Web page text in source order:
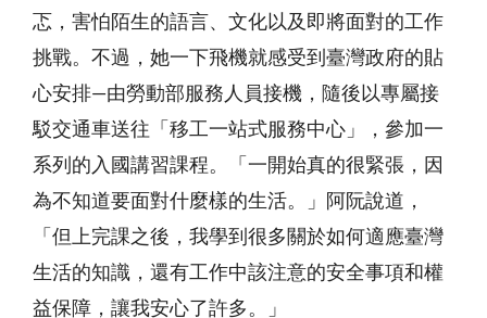
忑，害怕陌生的語言、文化以及即將面對的工作
挑戰。不過，她一下飛機就感受到臺灣政府的貼
心安排—由勞動部服務人員接機，隨後以專屬接
駁交通車送往「移工一站式服務中心」，參加一
系列的入國講習課程。「一開始真的很緊張，因
為不知道要面對什麼樣的生活。」阿阮說道，
「但上完課之後，我學到很多關於如何適應臺灣
生活的知識，還有工作中該注意的安全事項和權
益保障，讓我安心了許多。」